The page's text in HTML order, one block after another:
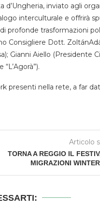
d’Ungheria, inviato agli
interculturale e offrirà
profonde trasformazioni
Consigliere Dott.
Gianni Aiello (Presidente
presenti nella rete, a far
Articolo
TORNA A REGGIO IL
MIGRAZIONI